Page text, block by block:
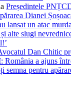
Președintele
Dianei
lansat un atac
alte slugi
Dan Chitic
a ajuns
semna pentru